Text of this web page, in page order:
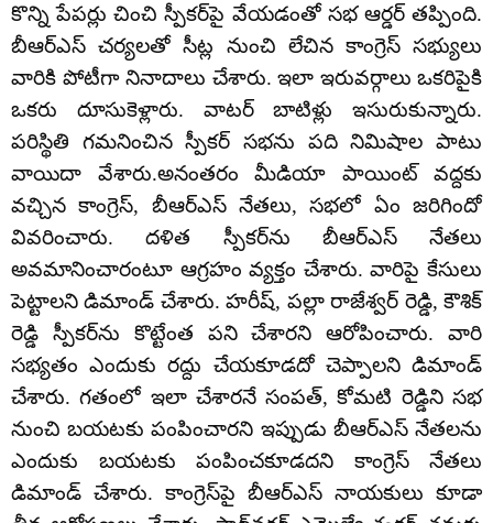
కొన్ని పేపర్లు చించి స్పీకర్‌పై వేయడంతో సభ ఆర్డర్ తప్పింది.
బీఆర్‌ఎస్ చర్యలతో సీట్ల నుంచి లేచిన కాంగ్రెస్‌ సభ్యులు
వారికి పోటీగా నినాదాలు చేశారు. ఇలా ఇరువర్గాలు ఒకరిపైకి
ఒకరు దూసుకెళ్లారు. వాటర్‌ బాటిళ్లు ఇసురుకున్నారు.
పరిస్థితి గమనించిన స్పీకర్‌ సభను పది నిమిషాల పాటు
వాయిదా వేశారు.అనంతరం మీడియా పాయింట్ వద్దకు
వచ్చిన కాంగ్రెస్, బీఆర్‌ఎస్ నేతలు, సభలో ఏం జరిగిందో
వివరించారు. దళిత స్పీకర్‌ను బీఆర్‌ఎస్ నేతలు
అవమానించారంటూ ఆగ్రహం వ్యక్తం చేశారు. వారిపై కేసులు
పెట్టాలని డిమాండ్ చేశారు. హరీష్‌, పల్లా రాజేశ్వర్ రెడ్డి, కౌశిక్
రెడ్డి స్పీకర్‌ను కొట్టేంత పని చేశారని ఆరోపించారు. వారి
సభ్యతం ఎందుకు రద్దు చేయకూడదో చెప్పాలని డిమాండ్
చేశారు. గతంలో ఇలా చేశారనే సంపత్‌, కోమటి రెడ్డిని సభ
నుంచి బయటకు పంపించారని ఇప్పుడు బీఆర్‌ఎస్ నేతలను
ఎందుకు బయటకు పంపించకూడదని కాంగ్రెస్ నేతలు
డిమాండ్ చేశారు. కాంగ్రెస్‌పై బీఆర్‌ఎస్ నాయకులు కూడా